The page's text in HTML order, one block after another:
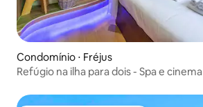
Condomínio ⋅ Fréjus
Refúgio na ilha para dois - Spa e cinema